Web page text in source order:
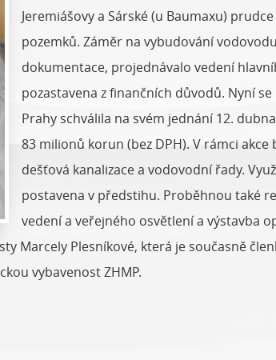
Jeremiášovy a Sárské (u Baumaxu)
pozemků. Záměr na vybudování
dokumentace, projednávalo vedení
pozastavena z finančních důvodů. Nyní
Prahy schválila na svém jednání 12.
83 milionů korun (bez DPH). V rámci
dešťová kanalizace a vodovodní řady.
postavena v předstihu. Proběhnou také
vedení a veřejného osvětlení a výstavba
Marcely Plesníkové, která je současně
vybavenost ZHMP.